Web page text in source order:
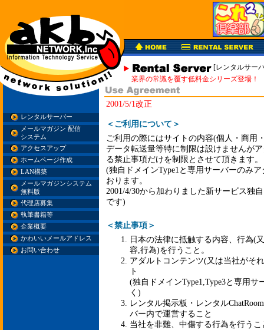
レンタルサーバー
メールマガジン 配信
システム
アクセスアップ
ホームページ作成
LAN構築
メールマガジンシステム
無料版
代理店募集
執筆書籍等
企業概要
かわいいメールアドレス
お問い合わせ
[レンタルサー
業界の常識を覆す低料金シリーズ登場！
2001/5/1改正
＜ご利用について＞
ご利用の際にはサイトの内容(個人・商用
データ転送量等特に制限は設けませんが
る禁止事項だけを制限とさせて頂きます。
(独自ドメインType1と専用サーバーのみ
おります。
2001/4/30から加わりました新サービス独
です)
＜禁止事項＞
日本の法律に抵触する内容、行為(
容,行為)を行うこと。
アダルトコンテンツ(又は当社がそ
ト
(独自ドメインType1,Type3と専用
く)
レンタル掲示板・レンタル
バー内で運営すること
当社を非難、中傷する行為を行うこ